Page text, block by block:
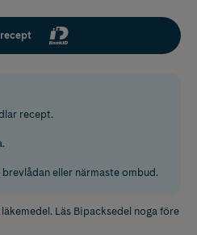
recept.
eller närmaste ombud.
Läs Bipacksedel noga före